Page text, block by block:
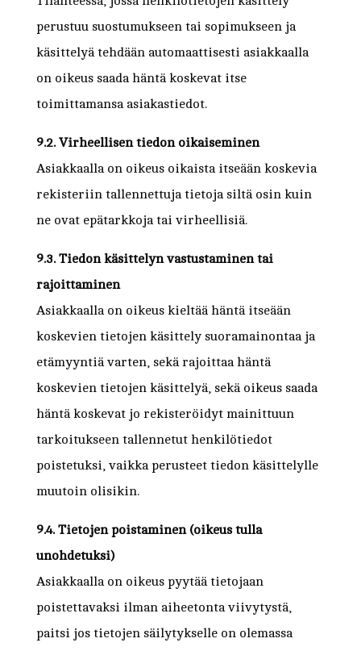
perustuu suostumukseen tai sopimukseen ja
käsittelyä tehdään automaattisesti asiakkaalla
on oikeus saada häntä koskevat itse
toimittamansa asiakastiedot.
9.2. Virheellisen tiedon oikaiseminen
Asiakkaalla on oikeus oikaista itseään koskevia
rekisteriin tallennettuja tietoja siltä osin kuin
ne ovat epätarkkoja tai virheellisiä.
9.3. Tiedon käsittelyn vastustaminen tai
rajoittaminen
Asiakkaalla on oikeus kieltää häntä itseään
koskevien tietojen käsittely suoramainontaa ja
etämyyntiä varten, sekä rajoittaa häntä
koskevien tietojen käsittelyä, sekä oikeus saada
häntä koskevat jo rekisteröidyt mainittuun
tarkoitukseen tallennetut henkilötiedot
poistetuksi, vaikka perusteet tiedon käsittelylle
muutoin olisikin.
9.4. Tietojen poistaminen (oikeus tulla
unohdetuksi)
Asiakkaalla on oikeus pyytää tietojaan
poistettavaksi ilman aiheetonta viivytystä,
paitsi jos tietojen säilytykselle on olemassa